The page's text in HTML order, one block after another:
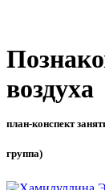
воздуха
план-конспект
группа)